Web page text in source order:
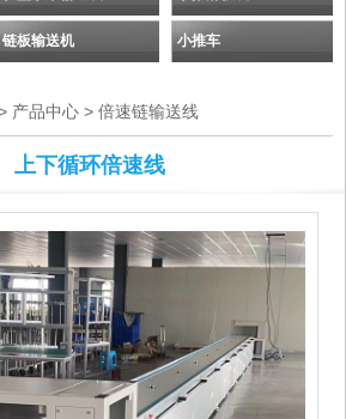
链板输送机 小推车
产品中心 > 倍速链输送线
上下循环倍速线